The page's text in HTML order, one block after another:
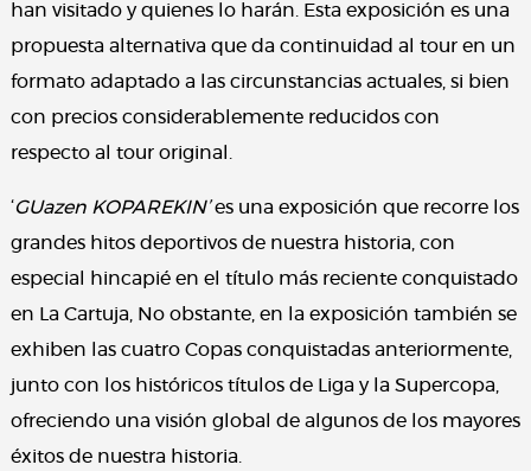
han visitado y quienes lo harán. Esta exposición es una
propuesta alternativa que da continuidad al tour en un
formato adaptado a las circunstancias actuales, si bien
con precios considerablemente reducidos con
respecto al tour original.
‘GUazen KOPAREKIN’es una exposición que recorre los
grandes hitos deportivos de nuestra historia, con
especial hincapié en el título más reciente conquistado
en La Cartuja, No obstante, en la exposición también se
exhiben las cuatro Copas conquistadas anteriormente,
junto con los históricos títulos de Liga y la Supercopa,
ofreciendo una visión global de algunos de los mayores
éxitos de nuestra historia.